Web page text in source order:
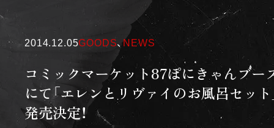
Instagram
TikTok
2014.12.05GOODS、NEWS
コミックマーケット87ぽにきゃんブー
にて「エレンとリヴァイのお風呂セット
発売決定！